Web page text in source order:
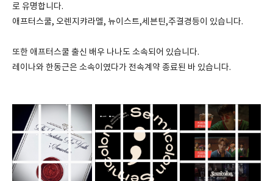
로 유명합니다.
애프터스쿨, 오렌지캬라멜, 뉴이스트,세븐틴,주결경등이 있습니다.
또한 애프터스쿨 출신 배우 나나도 소속되어 있습니다.
레이나와 한동근은 소속이였다가 전속계약 종료된 바 있습니다.